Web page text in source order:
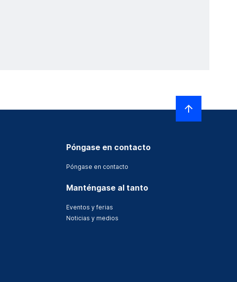
Póngase en contacto
Póngase en contacto
Manténgase al tanto
Eventos y ferias
Noticias y medios